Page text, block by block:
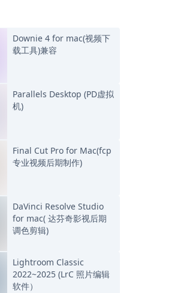
Downie 4 for mac(视频下
载工具)兼容
Parallels Desktop (PD虚拟
机)
Final Cut Pro for Mac(fcp
专业视频后期制作)
DaVinci Resolve Studio
for mac( 达芬奇影视后期
调色剪辑)
Lightroom Classic
2022~2025 (LrC 照片编辑
软件）